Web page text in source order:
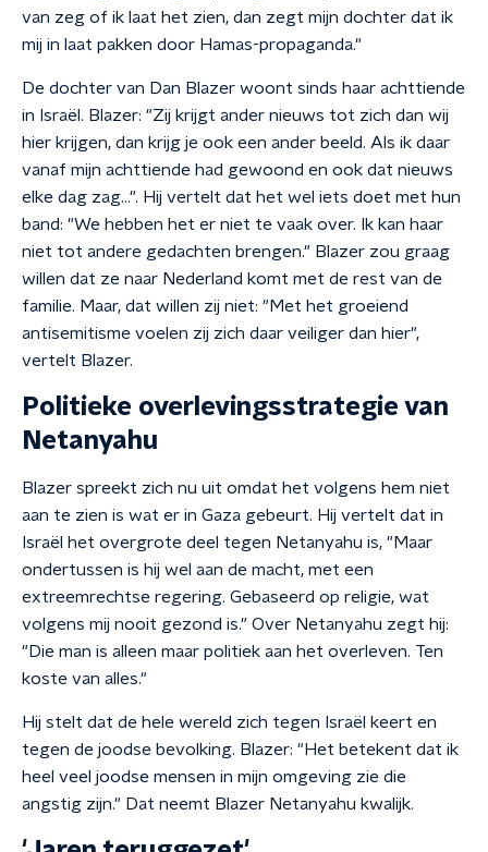
van zeg of ik laat het zien, dan zegt mijn dochter dat ik
mij in laat pakken door Hamas-propaganda."
De dochter van Dan Blazer woont sinds haar achttiende
in Israël. Blazer: "Zij krijgt ander nieuws tot zich dan wij
hier krijgen, dan krijg je ook een ander beeld. Als ik daar
vanaf mijn achttiende had gewoond en ook dat nieuws
elke dag zag...". Hij vertelt dat het wel iets doet met hun
band: "We hebben het er niet te vaak over. Ik kan haar
niet tot andere gedachten brengen." Blazer zou graag
willen dat ze naar Nederland komt met de rest van de
familie. Maar, dat willen zij niet: "Met het groeiend
antisemitisme voelen zij zich daar veiliger dan hier",
vertelt Blazer.
Politieke overlevingsstrategie van
Netanyahu
Blazer spreekt zich nu uit omdat het volgens hem niet
aan te zien is wat er in Gaza gebeurt. Hij vertelt dat in
Israël het overgrote deel tegen Netanyahu is, "Maar
ondertussen is hij wel aan de macht, met een
extreemrechtse regering. Gebaseerd op religie, wat
volgens mij nooit gezond is." Over Netanyahu zegt hij:
"Die man is alleen maar politiek aan het overleven. Ten
koste van alles."
Hij stelt dat de hele wereld zich tegen Israël keert en
tegen de joodse bevolking. Blazer: "Het betekent dat ik
heel veel joodse mensen in mijn omgeving zie die
angstig zijn." Dat neemt Blazer Netanyahu kwalijk.